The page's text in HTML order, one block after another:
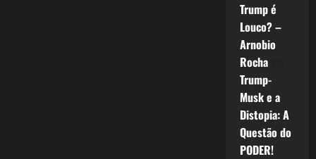
Trump é
Louco? –
Arnobio
Rochaem
Trump-
Musk e a
Distopia: A
Questão do
PODER!